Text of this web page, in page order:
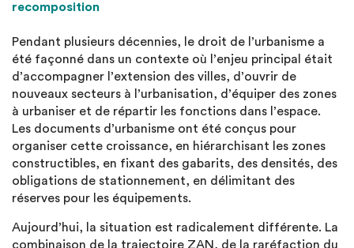
recomposition
Pendant plusieurs décennies, le droit de l’urbanisme a
été façonné dans un contexte où l’enjeu principal était
d’accompagner l’extension des villes, d’ouvrir de
nouveaux secteurs à l’urbanisation, d’équiper des zones
à urbaniser et de répartir les fonctions dans l’espace.
Les documents d’urbanisme ont été conçus pour
organiser cette croissance, en hiérarchisant les zones
constructibles, en fixant des gabarits, des densités, des
obligations de stationnement, en délimitant des
réserves pour les équipements.
Aujourd’hui, la situation est radicalement différente. La
combinaison de la trajectoire ZAN, de la raréfaction du